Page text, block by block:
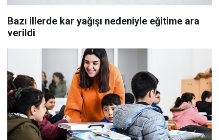
Bazı illerde kar yağışı nedeniyle eğitime ara
verildi